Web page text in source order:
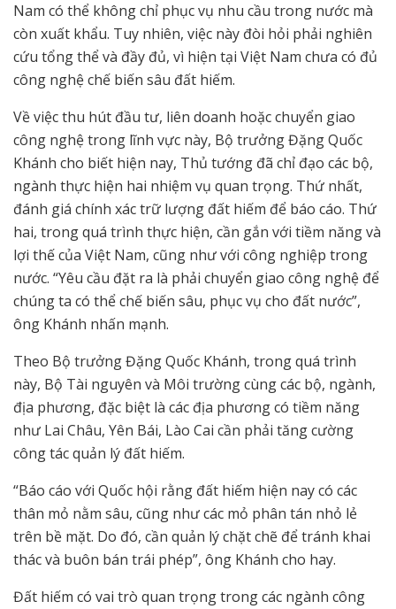
Nam có thể không chỉ phục vụ nhu cầu trong nước mà
còn xuất khẩu. Tuy nhiên, việc này đòi hỏi phải nghiên
cứu tổng thể và đầy đủ, vì hiện tại Việt Nam chưa có đủ
công nghệ chế biến sâu đất hiếm.
Về việc thu hút đầu tư, liên doanh hoặc chuyển giao
công nghệ trong lĩnh vực này, Bộ trưởng Đặng Quốc
Khánh cho biết hiện nay, Thủ tướng đã chỉ đạo các bộ,
ngành thực hiện hai nhiệm vụ quan trọng. Thứ nhất,
đánh giá chính xác trữ lượng đất hiếm để báo cáo. Thứ
hai, trong quá trình thực hiện, cần gắn với tiềm năng và
lợi thế của Việt Nam, cũng như với công nghiệp trong
nước. “Yêu cầu đặt ra là phải chuyển giao công nghệ để
chúng ta có thể chế biến sâu, phục vụ cho đất nước”,
ông Khánh nhấn mạnh.
Theo Bộ trưởng Đặng Quốc Khánh, trong quá trình
này, Bộ Tài nguyên và Môi trường cùng các bộ, ngành,
địa phương, đặc biệt là các địa phương có tiềm năng
như Lai Châu, Yên Bái, Lào Cai cần phải tăng cường
công tác quản lý đất hiếm.
“Báo cáo với Quốc hội rằng đất hiếm hiện nay có các
thân mỏ nằm sâu, cũng như các mỏ phân tán nhỏ lẻ
trên bề mặt. Do đó, cần quản lý chặt chẽ để tránh khai
thác và buôn bán trái phép”, ông Khánh cho hay.
Đất hiếm có vai trò quan trọng trong các ngành công